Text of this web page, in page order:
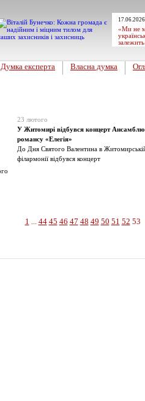
«Ми не
Думка експерта Власна думка
23 лютого
У Житомирі відбувся концерт Ансамблю
романсу «Елегія»
До Дня Святого Валентина в
філармонії відбувся концерт
1 ... 44 45 46 47 48 49 50 51 52 53